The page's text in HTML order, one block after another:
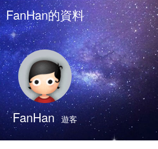
FanHan的資料
FanHan 遊客